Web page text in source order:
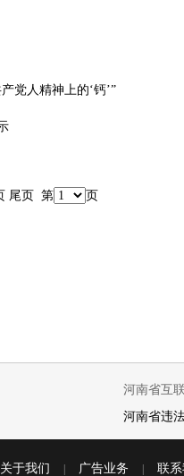
党人精神上的‘钙’”
尾页 第 页
河南省互
河南省违
关于我们 广告业务 联